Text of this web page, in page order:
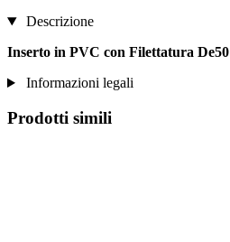
Descrizione
Inserto in PVC con Filettatura
Informazioni legali
Prodotti simili